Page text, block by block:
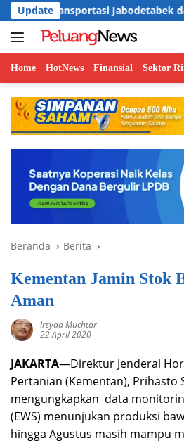
Langsung
ke
konten
Update
Jabodetabek dan Nippon
Home HotNews Finansial Sektor
Beranda Berita
Kementan Jamin Stok
Aman
Irsyad Muchtar
22 April 2020
JAKARTA—Direktur Jenderal
Pertanian (Kementan), Prihasto
mengungkapkan data
(EWS) menunjukan produksi
hingga Agustus masih mampu